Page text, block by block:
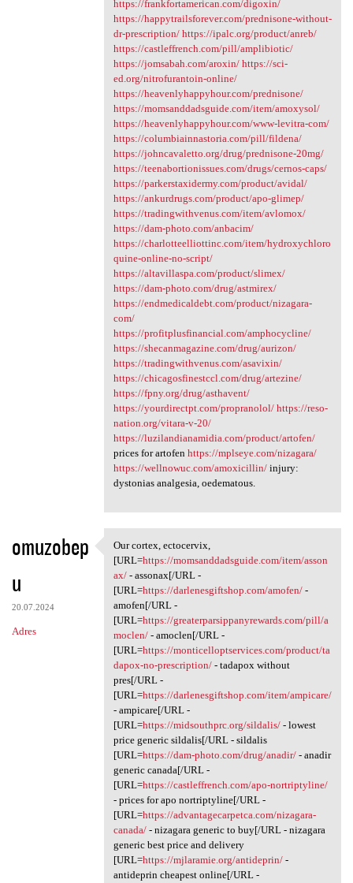
https://frankfortamerican.com/digoxin/
https://happytrailsforever.com/prednisone-without-
dr-prescription/ https://ipalc.org/product/anreb/
https://castleffrench.com/pill/amplibiotic/
https://jomsabah.com/aroxin/ https://sci-
ed.org/nitrofurantoin-online/
https://heavenlyhappyhour.com/prednisone/
https://momsanddadsguide.com/item/amoxysol/
https://heavenlyhappyhour.com/www-levitra-com/
https://columbiainnastoria.com/pill/fildena/
https://johncavaletto.org/drug/prednisone-20mg/
https://teenabortionissues.com/drugs/cernos-caps/
https://parkerstaxidermy.com/product/avidal/
https://ankurdrugs.com/product/apo-glimep/
https://tradingwithvenus.com/item/avlomox/
https://dam-photo.com/anbacim/
https://charlotteelliottinc.com/item/hydroxychloro
quine-online-no-script/
https://altavillaspa.com/product/slimex/
https://dam-photo.com/drug/astmirex/
https://endmedicaldebt.com/product/nizagara-
com/
https://profitplusfinancial.com/amphocycline/
https://shecanmagazine.com/drug/aurizon/
https://tradingwithvenus.com/asavixin/
https://chicagosfinestccl.com/drug/artezine/
https://fpny.org/drug/asthavent/
https://yourdirectpt.com/propranolol/ https://reso-
nation.org/vitara-v-20/
https://luzilandianamidia.com/product/artofen/
prices for artofen https://mplseye.com/nizagara/
https://wellnowuc.com/amoxicillin/injury:
dystonias analgesia, oedematous.
omuzobep
u
20.07.2024
Adres
Our cortex, ectocervix, [URL
Our cortex, ectocervix,
[URL=https://momsanddadsguide.com/item/asson
ax/- assonax[/URL -
[URL=https://darlenesgiftshop.com/amofen/-
amofen[/URL -
[URL=https://greaterparsippanyrewards.com/pill/a
moclen/- amoclen[/URL -
[URL=https://monticelloptservices.com/product/ta
dapox-no-prescription/- tadapox without
pres[/URL -
[URL=https://darlenesgiftshop.com/item/ampicare/
- ampicare[/URL -
[URL=https://midsouthprc.org/sildalis/- lowest
price generic sildalis[/URL - sildalis
[URL=https://dam-photo.com/drug/anadir/- anadir
generic canada[/URL -
[URL=https://castleffrench.com/apo-nortriptyline/
- prices for apo nortriptyline[/URL -
[URL=https://advantagecarpetca.com/nizagara-
canada/- nizagara generic to buy[/URL - nizagara
generic best price and delivery
[URL=https://mjlaramie.org/antideprin/-
antideprin cheapest online[/URL -